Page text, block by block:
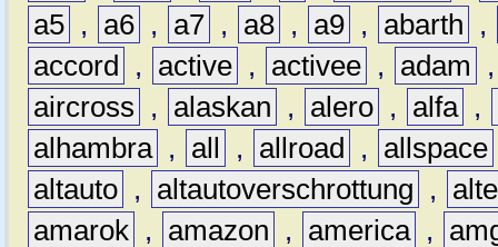
a5 , a6 , a7 , a8 , a9 , abarth
,
accord
, active , activee , adam
aircross
, alaskan , alero , alfa ,
alhambra , all , allroad , allspace
altauto , altautoverschrottung ,
amarok , amazon , america ,